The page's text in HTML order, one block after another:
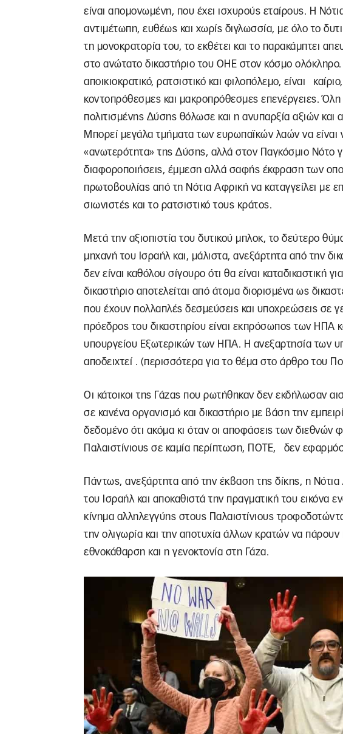
είναι απομονωμένη, που έχει ισχυρούς εταίρους. Η
αντιμέτωπη, ευθέως και χωρίς διγλωσσία, με όλο το
τη μονοκρατορία του, το εκθέτει και το παρακάμπτει
στο ανώτατο δικαστήριο του ΟΗΕ στον κόσμο
αποικιοκρατικό, ρατσιστικό και φιλοπόλεμο, είναι
κοντοπρόθεσμες και μακροπρόθεσμες επενέργειες. Όλη
πολιτισμένης Δύσης θόλωσε και η ανυπαρξία αξιών και
Μπορεί μεγάλα τμήματα των ευρωπαϊκών λαών να είναι
«ανωτερότητα» της Δύσης, αλλά στον Παγκόσμιο Νότο
διαφοροποιήσεις, έμμεση αλλά σαφής έκφραση των
πρωτοβουλίας από τη Νότια Αφρική να καταγγείλει με
σιωνιστές και το ρατσιστικό τους κράτος.
Μετά την αξιοπιστία του δυτικού μπλοκ, το δεύτερο
μηχανή του Ισραήλ και, μάλιστα, ανεξάρτητα από την
δεν είναι καθόλου σίγουρο ότι θα είναι καταδικαστική
δικαστήριο αποτελείται από άτομα διορισμένα ως
που έχουν πολλαπλές δεσμεύσεις και υποχρεώσεις σε
πρόεδρος του δικαστηρίου είναι εκπρόσωπος των ΗΠΑ
υπουργείου Εξωτερικών των ΗΠΑ. Η ανεξαρτησία των
αποδειχτεί . (περισσότερα για το θέμα στο άρθρο του
Οι κάτοικοι της Γάζας που ρωτήθηκαν δεν εκδήλωσαν
σε κανένα οργανισμό και δικαστήριο με βάση την
δεδομένο ότι ακόμα κι όταν οι αποφάσεις των διεθνών
Παλαιστίνιους σε καμία περίπτωση, ΠΟΤΕ, δεν
Πάντως, ανεξάρτητα από την έκβαση της δίκης, η Νότια
του Ισραήλ και αποκαθιστά την πραγματική του εικόνα
κίνημα αλληλεγγύης στους Παλαιστίνιους
την ολιγωρία και την αποτυχία άλλων κρατών να
εθνοκάθαρση και η γενοκτονία στη Γάζα.